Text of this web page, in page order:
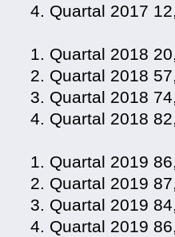
4. Quartal 2017
1. Quartal 2018
2. Quartal 2018
3. Quartal 2018
4. Quartal 2018
1. Quartal 2019
2. Quartal 2019
3. Quartal 2019
4. Quartal 2019